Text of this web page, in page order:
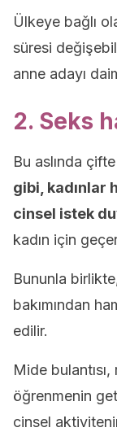
Ülkeye bağlı
süresi
anne adayı
2. Seks
Bu aslında çifte
gibi, kadınlar
cinsel istek
kadın için
Bununla
bakımından
edilir.
Mide
öğrenmenin
cinsel